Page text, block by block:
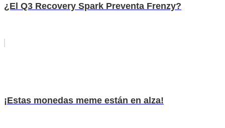
¿El Q3 Recovery Spark Preventa Frenzy?
¡Estas monedas meme están en alza!